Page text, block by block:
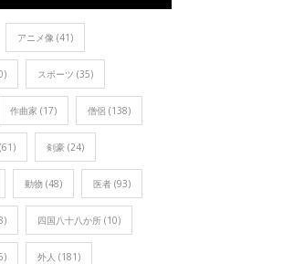
アニメ像 (41)
スポーツ (35)
作曲家 (17) 僧侶 (138)
(61) 剣豪 (24)
動物 (48) 医者 (93)
四国八十八か所 (10)
外人 (181)